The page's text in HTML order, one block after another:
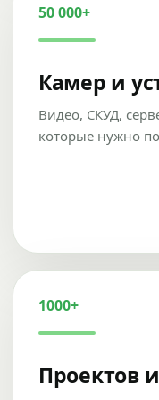
50 000+
Камер и
Видео, СКУД,
которые нужно
1000+
Проектов